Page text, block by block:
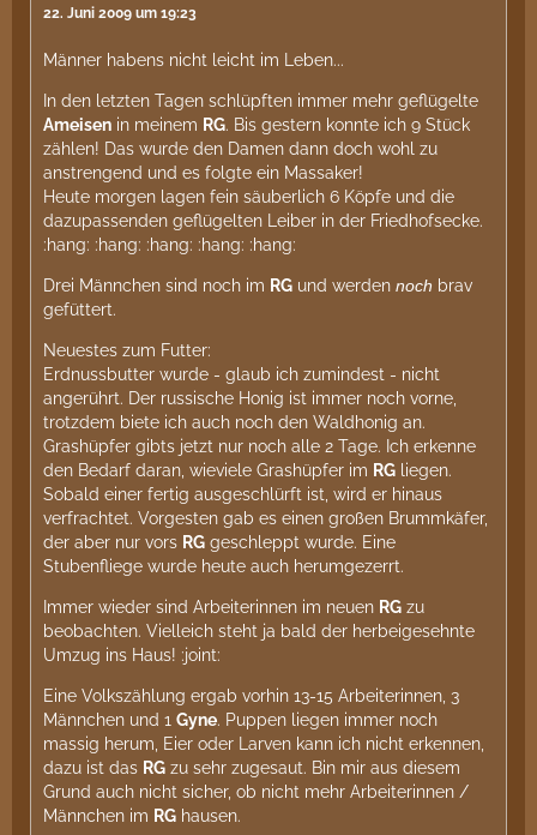
22. Juni 2009 um 19:23
Männer habens nicht leicht im Leben...
In den letzten Tagen schlüpften immer mehr geflügelte
Ameisen in meinem RG. Bis gestern konnte ich 9 Stück
zählen! Das wurde den Damen dann doch wohl zu
anstrengend und es folgte ein Massaker!
Heute morgen lagen fein säuberlich 6 Köpfe und die
dazupassenden geflügelten Leiber in der Friedhofsecke.
:hang: :hang: :hang: :hang: :hang:
Drei Männchen sind noch im RG und werden noch brav
gefüttert.
Neuestes zum Futter:
Erdnussbutter wurde - glaub ich zumindest - nicht
angerührt. Der russische Honig ist immer noch vorne,
trotzdem biete ich auch noch den Waldhonig an.
Grashüpfer gibts jetzt nur noch alle 2 Tage. Ich erkenne
den Bedarf daran, wieviele Grashüpfer im RG liegen.
Sobald einer fertig ausgeschlürft ist, wird er hinaus
verfrachtet. Vorgesten gab es einen großen Brummkäfer,
der aber nur vors RG geschleppt wurde. Eine
Stubenfliege wurde heute auch herumgezerrt.
Immer wieder sind Arbeiterinnen im neuen RG zu
beobachten. Vielleich steht ja bald der herbeigesehnte
Umzug ins Haus! :joint:
Eine Volkszählung ergab vorhin 13-15 Arbeiterinnen, 3
Männchen und 1 Gyne. Puppen liegen immer noch
massig herum, Eier oder Larven kann ich nicht erkennen,
dazu ist das RG zu sehr zugesaut. Bin mir aus diesem
Grund auch nicht sicher, ob nicht mehr Arbeiterinnen /
Männchen im RG hausen.